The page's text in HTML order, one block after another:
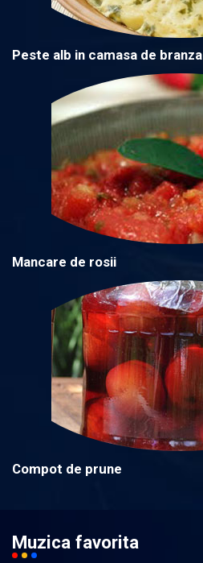
Peste alb in camasa de branza
Mancare de rosii
Compot de prune
Muzica favorita